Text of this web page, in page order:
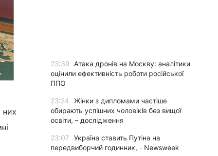
них
23:39
Атака дронів на Москву: аналітики
оцінили ефективність роботи російської
ППО
23:24
Жінки з дипломами частіше
обирають успішних чоловіків без вищої
освіти, – дослідження
23:07
Україна ставить Путіна на
передвиборчий годинник, - Newsweek